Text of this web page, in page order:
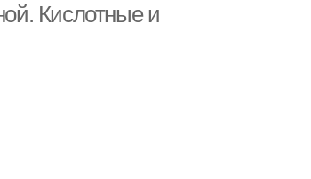
Кислотные и